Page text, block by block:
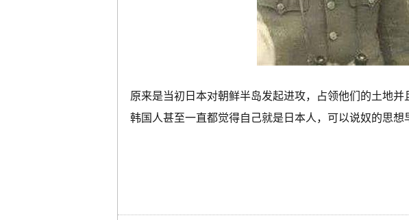
原来是当初日本对朝鲜半岛发起进攻，占领他们的土地
韩国人甚至一直都觉得自己就是日本人，可以说奴的思想